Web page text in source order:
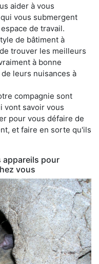
aider à vous
vous submergent
de travail.
de bâtiment à
trouver les meilleurs
à bonne
leurs nuisances à
compagnie sont
vont savoir vous
pour vous défaire de
et faire en sorte qu'ils
appareils pour
vous